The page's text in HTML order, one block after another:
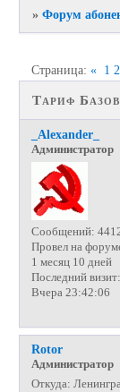
»Форум
Тариф
Страница:« 1 2
_Alexander_
Администратор
Сообщений:
Провел на
1 месяц 10 дней
Последний визит:
Вчера 23:42:06
Rotor
Администратор
Откуда: